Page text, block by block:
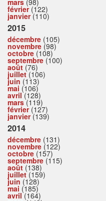
février(122)
janvier(110)
2015
décembre (105)
novembre (98)
octobre (108)
septembre (100)
août (76)
juillet(106)
juin (113)
mai (106)
avril(128)
mars(119)
février(127)
janvier(139)
2014
décembre (131)
novembre (122)
octobre (157)
septembre (115)
août (138)
juillet(159)
juin (128)
mai (185)
avril(164)